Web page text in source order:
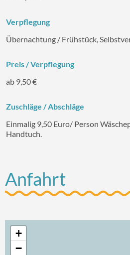
Verpflegung
Übernachtung / Frühstück,
Preis / Verpflegung
ab 9,50 €
Zuschläge / Abschläge
Einmalig 9,50 Euro/ Person
Handtuch.
Anfahrt
+
−